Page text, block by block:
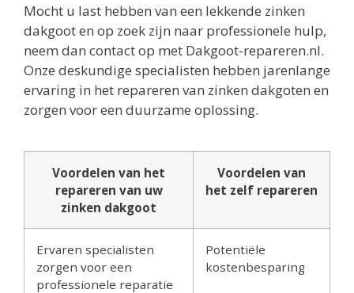
Mocht u last hebben van een lekkende zinken
dakgoot en op zoek zijn naar professionele hulp,
neem dan contact op met Dakgoot-repareren.nl.
Onze deskundige specialisten hebben jarenlange
ervaring in het repareren van zinken dakgoten en
zorgen voor een duurzame oplossing.
Voordelen van het
repareren van uw
zinken dakgoot
Voordelen van
het zelf repareren
Ervaren specialisten
zorgen voor een
professionele reparatie
Potentiële
kostenbesparing